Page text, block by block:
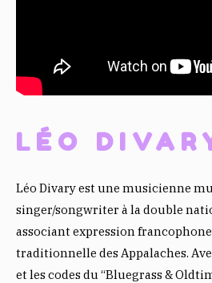
LÉO
Léo Divary est une musicienne
singer/songwriter à la double
associant expression
traditionnelle des Appalaches.
et les codes du “Bluegrass &